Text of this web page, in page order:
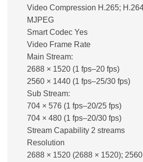
Video Compression H.265;
MJPEG
Smart Codec Yes
Video Frame Rate
Main Stream:
2688 × 1520 (1 fps–20 fps)
2560 × 1440 (1 fps–25/30 fps)
Sub Stream:
704 × 576 (1 fps–20/25 fps)
704 × 480 (1 fps–20/30 fps)
Stream Capability 2 streams
Resolution
2688 × 1520 (2688 × 1520);